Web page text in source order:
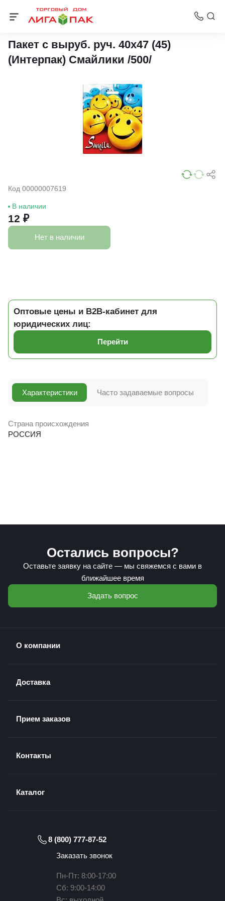
Пакеты с вырубной ручкой Интерпак
Пакет с выруб. руч. 40х47 (45)
(Интерпак) Смайлики /500/
Код 00000007619
В наличии
12 ₽
Нет в наличии
Оптовые цены и B2B-кабинет для
юридических лиц:
Перейти
Характеристики
Страна происхождения
РОССИЯ
Часто задаваемые вопросы
Остались вопросы?
Оставьте заявку на сайте — мы свяжемся с вами в
ближайшее время
Задать вопрос
О компании
Доставка
Прием заказов
Контакты
Каталог
8 (800) 777-87-52
Заказать звонок
Пн-Пт: 8:00-17:00
Сб: 9:00-14:00